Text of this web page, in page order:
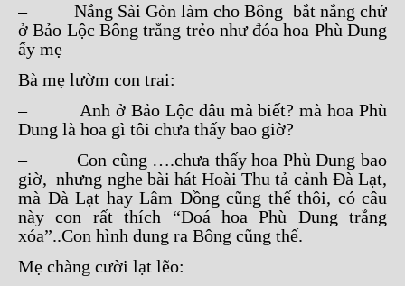
– Nắng Sài Gòn làm cho Bông bắt nắng chứ
ở Bảo Lộc Bông trắng trẻo như đóa hoa Phù Dung
ấy mẹ
Bà mẹ lườm con trai:
– Anh ở Bảo Lộc đâu mà biết? mà hoa Phù
Dung là hoa gì tôi chưa thấy bao giờ?
– Con cũng ….chưa thấy hoa Phù Dung bao
giờ, nhưng nghe bài hát Hoài Thu tả cảnh Đà Lạt,
mà Đà Lạt hay Lâm Đồng cũng thế thôi, có câu
này con rất thích “Đoá hoa Phù Dung trắng
xóa”..Con hình dung ra Bông cũng thế.
Mẹ chàng cười lạt lẽo: